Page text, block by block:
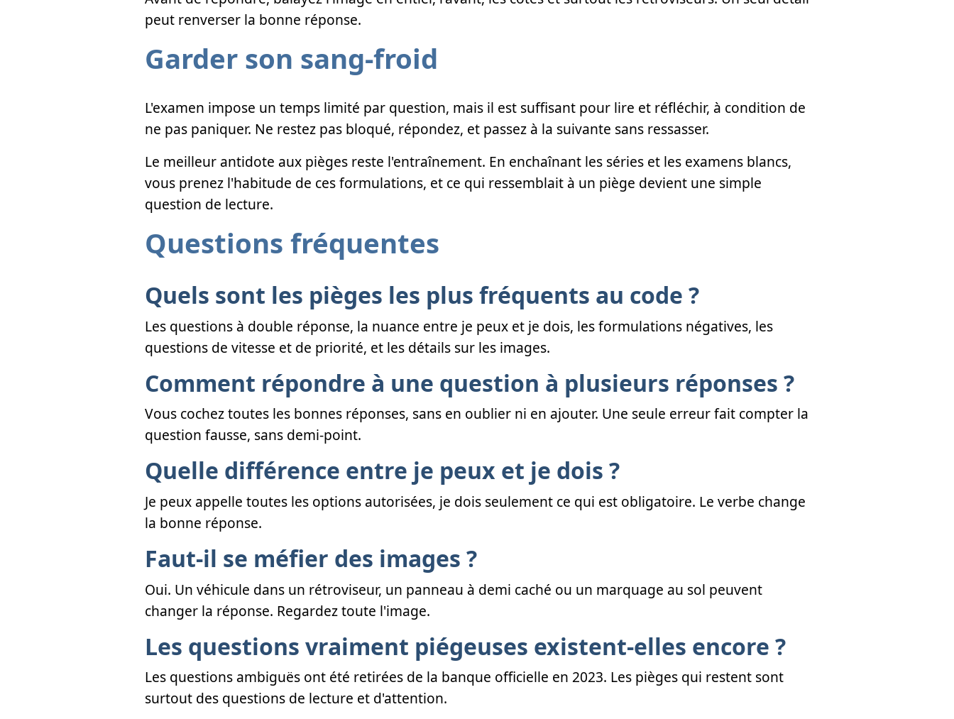
peut renverser la bonne réponse.
Garder son sang-froid
L'examen impose un temps limité par question, mais il est suffisant pour lire et réfléchir, à condition de
ne pas paniquer. Ne restez pas bloqué, répondez, et passez à la suivante sans ressasser.
Le meilleur antidote aux pièges reste l'entraînement. En enchaînant les séries et les examens blancs,
vous prenez l'habitude de ces formulations, et ce qui ressemblait à un piège devient une simple
question de lecture.
Questions fréquentes
Quels sont les pièges les plus fréquents au code ?
Les questions à double réponse, la nuance entre je peux et je dois, les formulations négatives, les
questions de vitesse et de priorité, et les détails sur les images.
Comment répondre à une question à plusieurs réponses ?
Vous cochez toutes les bonnes réponses, sans en oublier ni en ajouter. Une seule erreur fait compter la
question fausse, sans demi-point.
Quelle différence entre je peux et je dois ?
Je peux appelle toutes les options autorisées, je dois seulement ce qui est obligatoire. Le verbe change
la bonne réponse.
Faut-il se méfier des images ?
Oui. Un véhicule dans un rétroviseur, un panneau à demi caché ou un marquage au sol peuvent
changer la réponse. Regardez toute l'image.
Les questions vraiment piégeuses existent-elles encore ?
Les questions ambiguës ont été retirées de la banque officielle en 2023. Les pièges qui restent sont
surtout des questions de lecture et d'attention.